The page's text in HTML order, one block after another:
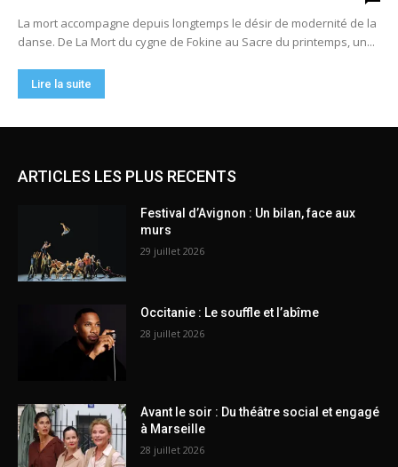
ARTICLES LES PLUS RECENTS
Festival d’Avignon : Un bilan, face aux
murs
29 juillet 2026
Occitanie : Le souffle et l’abîme
28 juillet 2026
Avant le soir : Du théâtre social et engagé
à Marseille
28 juillet 2026